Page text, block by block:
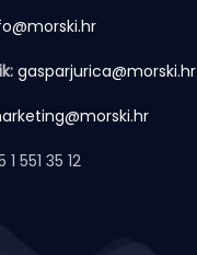
gasparjurica@morski.hr
1 551 35 12